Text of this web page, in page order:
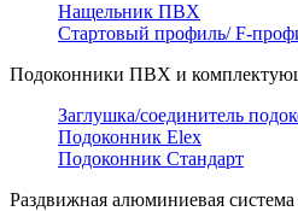
Нащельник ПВХ
Стартовый профиль/ F-
Подоконники ПВХ и
Заглушка/соединитель
Подоконник Elex
Подоконник Стандарт
Раздвижная алюминиевая